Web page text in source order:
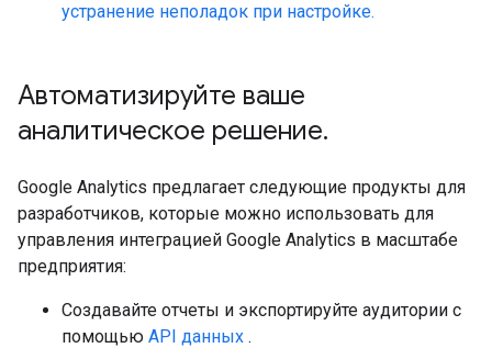
устранение неполадок при настройке.
Автоматизируйте ваше
аналитическое решение.
Google Analytics предлагает следующие продукты для
разработчиков, которые можно использовать для
управления интеграцией Google Analytics в масштабе
предприятия:
Создавайте отчеты и экспортируйте аудитории с
помощью API данных .